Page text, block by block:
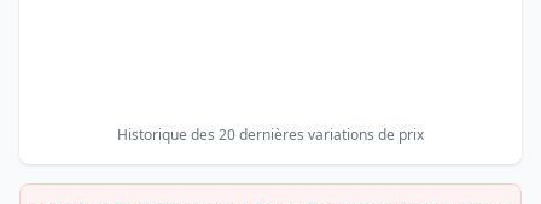
Historique des 20 dernières variations de prix